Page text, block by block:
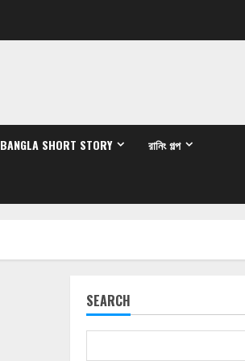
BANGLA SHORT STORY রানিং গল্প
SEARCH